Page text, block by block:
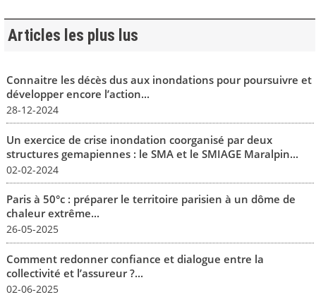
Articles les plus lus
Connaitre les décès dus aux inondations pour poursuivre et
développer encore l’action...
28-12-2024
Un exercice de crise inondation coorganisé par deux
structures gemapiennes : le SMA et le SMIAGE Maralpin...
02-02-2024
Paris à 50°c : préparer le territoire parisien à un dôme de
chaleur extrême...
26-05-2025
Comment redonner confiance et dialogue entre la
collectivité et l’assureur ?...
02-06-2025